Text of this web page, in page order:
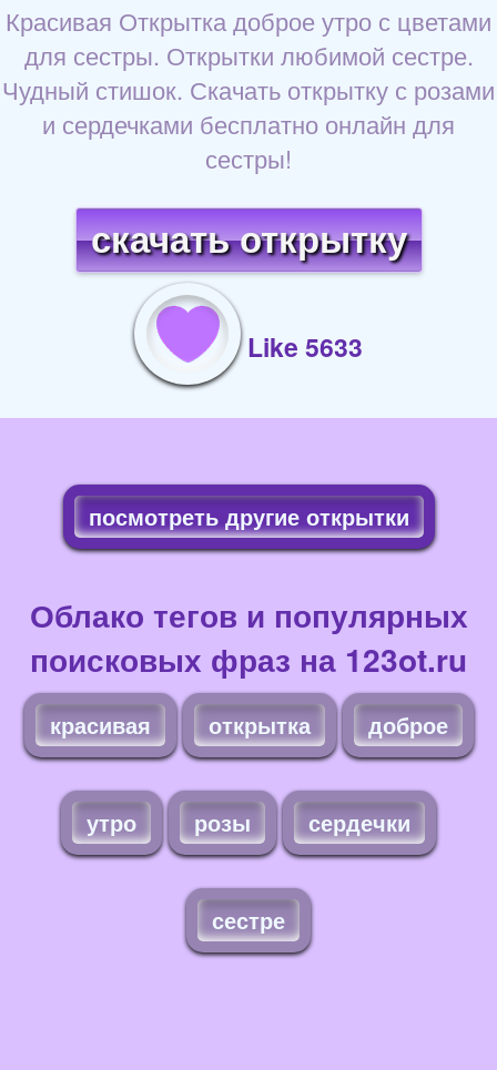
Красивая Открытка доброе утро с цветами
для сестры. Открытки любимой сестре.
Чудный стишок. Скачать открытку с розами
и сердечками бесплатно онлайн для
сестры!
скачать открытку
Like 5633
посмотреть другие открытки
Облако тегов и популярных
поисковых фраз на 123ot.ru
красивая открытка доброе
утро розы сердечки
сестре